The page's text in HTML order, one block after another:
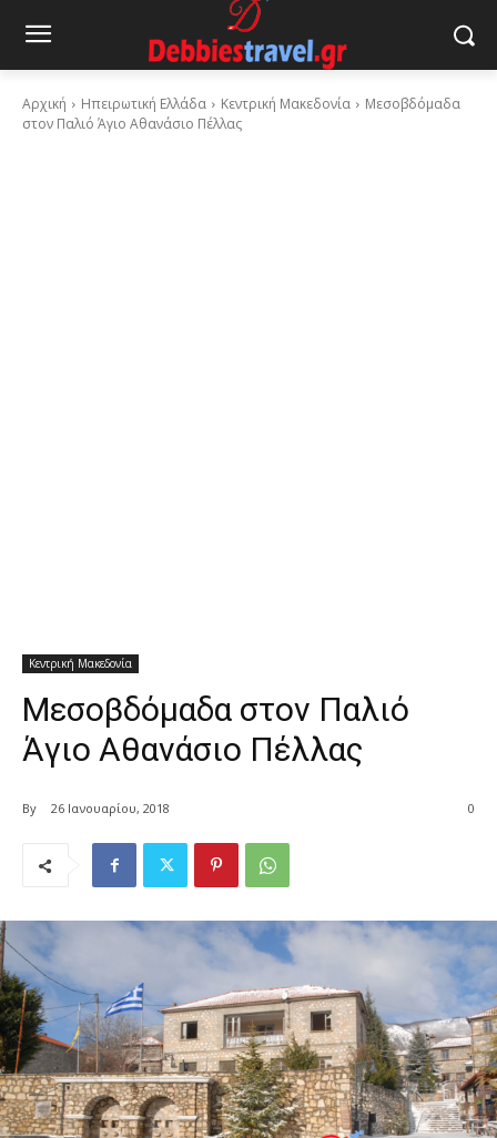
Αρχική Ηπειρωτική Ελλάδα Κεντρική Μακεδονία
Μεσοβδόμαδα
στον Παλιό Άγιο Αθανάσιο Πέλλας
Κεντρική Μακεδονία
Μεσοβδόμαδα στον Παλιό
Άγιο Αθανάσιο Πέλλας
By 26 Ιανουαρίου, 2018 0